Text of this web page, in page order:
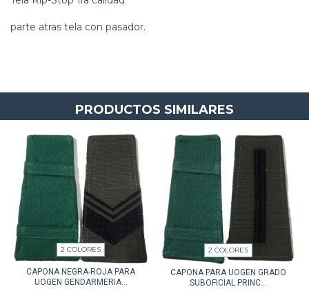
parte atras tela con pasador.
PRODUCTOS SIMILARES
2 COLORES
CAPONA NEGRA-ROJA PARA
UOGEN GENDARMERIA...
2 COLORES
CAPONA PARA UOGEN GRADO
SUBOFICIAL PRINC...